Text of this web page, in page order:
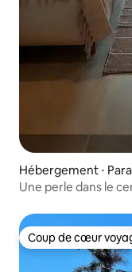
Hébergement ⋅
Une perle dans le
Coup de cœur
Coup de cœur